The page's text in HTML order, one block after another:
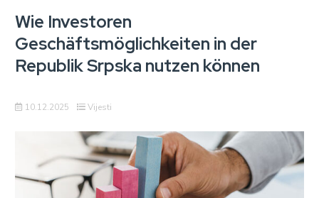
Wie Investoren
Geschäftsmöglichkeiten in der
Republik Srpska nutzen können
10.12.2025 Vijesti